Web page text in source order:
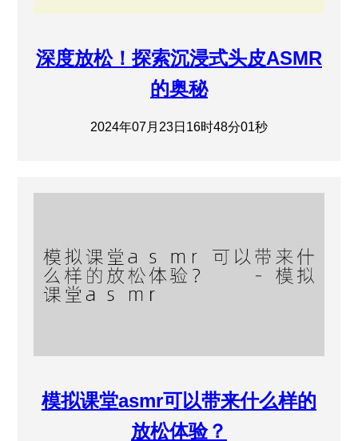
深度放松！探索沉浸式头皮ASMR
的奥秘
2024年07月23日16时48分01秒
模拟课堂asmr可以带来什么样的
放松体验？